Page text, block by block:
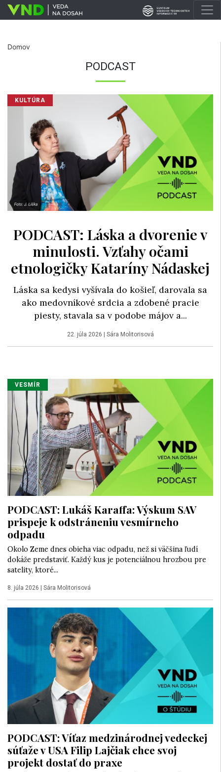
Domov
PODCAST
KULTÚRA
PODCAST: Láska a dvorenie v
minulosti. Vzťahy očami
etnologičky Kataríny Nádaskej
Láska sa kedysi vyšívala do košieľ, darovala sa
ako medovníkové srdcia a zdobené pracie
piesty, stavala sa v podobe májov a...
22. júla 2026 Sára Molitorisová
VESMÍR
PODCAST: Lukáš Karaffa: Výskum SAV
prispeje k odstráneniu vesmírneho
odpadu
Okolo Zeme dnes obieha viac odpadu, než si väčšina ľudí
dokáže predstaviť. Každý kus je potenciálnou hrozbou pre
satelity, ktoré...
8. júla 2026 | Sára Molitorisová
PODCAST: Víťaz medzinárodnej vedeckej
súťaže v USA Filip Lajčiak chce svoj
projekt dostať do praxe